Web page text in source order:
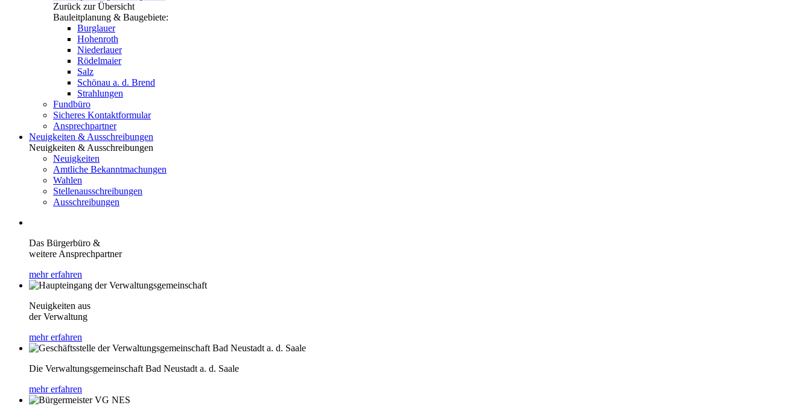
Zurück zur Übersicht
Bauleitplanung & Baugebiete:
Burglauer
Hohenroth
Niederlauer
Rödelmaier
Salz
Schönau a. d. Brend
Strahlungen
Fundbüro
Sicheres Kontaktformular
Ansprechpartner
Neuigkeiten & Ausschreibungen
Neuigkeiten & Ausschreibungen
Neuigkeiten
Amtliche Bekanntmachungen
Wahlen
Stellenausschreibungen
Ausschreibungen
Das Bürgerbüro &
weitere Ansprechpartner
mehr erfahren
Neuigkeiten aus
der Verwaltung
mehr erfahren
Die Verwaltungsgemeinschaft Bad Neustadt a. d. Saale
mehr erfahren